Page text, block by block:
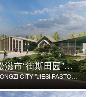
松滋市“街斯田园”美丽乡村示范片建设项目
SONGZI CITY "JIESI PASTORAL" BEAUTIFUL RURAL DEMONSTRATION FILM CONSTRUCTION PROJECT